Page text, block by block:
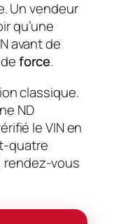
Un vendeur
qu’une
avant de
force.
classique.
ND
le VIN en
quatre
rendez-vous